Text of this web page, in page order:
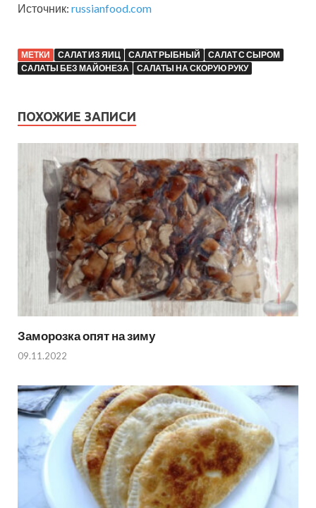
Источник: russianfood.com
МЕТКИ САЛАТ ИЗ ЯИЦ САЛАТ РЫБНЫЙ
САЛАТ С СЫРОМ
САЛАТЫ БЕЗ МАЙОНЕЗА
САЛАТЫ НА СКОРУЮ РУКУ
ПОХОЖИЕ ЗАПИСИ
Заморозка опят на зиму
09.11.2022